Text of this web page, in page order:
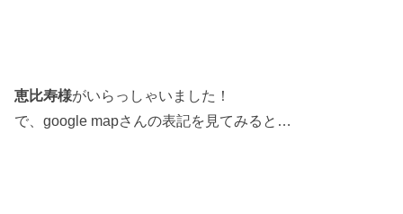
恵比寿様がいらっしゃいました！
で、google mapさんの表記を見てみると…